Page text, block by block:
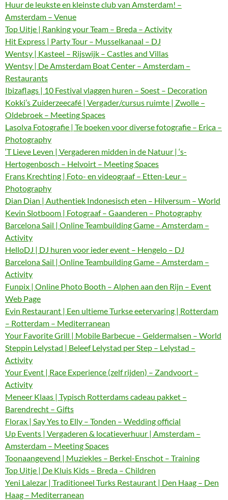
Huur de leukste en kleinste club van Amsterdam! –
Amsterdam – Venue
Top Uitje | Ranking your Team – Breda – Activity
Hit Express | Party Tour – Musselkanaal – DJ
Wentsy | Kasteel – Rijswijk – Castles and Villas
Wentsy | De Amsterdam Boat Center – Amsterdam –
Restaurants
Ibizaflags | 10 Festival vlaggen huren – Soest – Decoration
Kokki’s Zuiderzeecafé | Vergader/cursus ruimte | Zwolle –
Oldebroek – Meeting Spaces
Lasolva Fotografie | Te boeken voor diverse fotografie – Erica –
Photography
‘T Lieve Leven | Vergaderen midden in de Natuur | ‘s-
Hertogenbosch – Helvoirt – Meeting Spaces
Frans Krechting | Foto- en videograaf – Etten-Leur –
Photography
Dian Dian | Authentiek Indonesisch eten – Hilversum – World
Kevin Slotboom | Fotograaf – Gaanderen – Photography
Barcelona Sail | Online Teambuilding Game – Amsterdam –
Activity
HelloDJ | DJ huren voor ieder event – Hengelo – DJ
Barcelona Sail | Online Teambuilding Game – Amsterdam –
Activity
Funpix | Online Photo Booth – Alphen aan den Rijn – Event
Web Page
Evin Restaurant | Een ultieme Turkse eetervaring | Rotterdam
– Rotterdam – Mediterranean
Your Favorite Grill | Mobile Barbecue – Geldermalsen – World
Steppin Lelystad | Beleef Lelystad per Step – Lelystad –
Activity
Your Event | Race Experience (zelf rijden) – Zandvoort –
Activity
Meneer Klaas | Typisch Rotterdams cadeau pakket –
Barendrecht – Gifts
Florax | Say Yes to Elly – Tonden – Wedding official
Up Events | Vergaderen & locatieverhuur | Amsterdam –
Amsterdam – Meeting Spaces
Toonaangevend | Muziekles – Berkel-Enschot – Training
Top Uitje | De Kluis Kids – Breda – Children
Yeni Lalezar | Traditioneel Turks Restaurant | Den Haag – Den
Haag – Mediterranean